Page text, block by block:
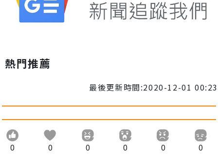
熱門推薦
最後更新時間:2020-12-01 00:23
0 0 0 0 0 0